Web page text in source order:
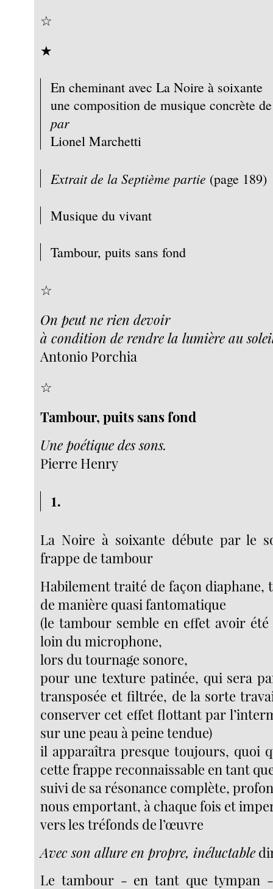
☆
★
En cheminant avec La Noire à soixante
une composition de musique concrète
par
Lionel Marchetti
Extrait de la Septième partie (page 189)
Musique du vivant
Tambour, puits sans fond
☆
On peut ne rien devoir
à condition de rendre la lumière au
Antonio Porchia
☆
Tambour, puits sans fond
Une poétique des sons.
Pierre Henry
1.
La Noire à soixante débute par le
frappe de tambour
Habilement traité de façon diaphane,
de manière quasi fantomatique
(le tambour semble en effet avoir été
loin du microphone,
lors du tournage sonore,
pour une texture patinée, qui sera
transposée et filtrée, de la sorte
conserver cet effet flottant par
sur une peau à peine tendue)
il apparaîtra presque toujours, quoi
cette frappe reconnaissable en tant
suivi de sa résonance complète,
nous emportant, à chaque fois et
vers les tréfonds de l’œuvre
Avec son allure en propre, inéluctable
Le tambour - en tant que tympan -